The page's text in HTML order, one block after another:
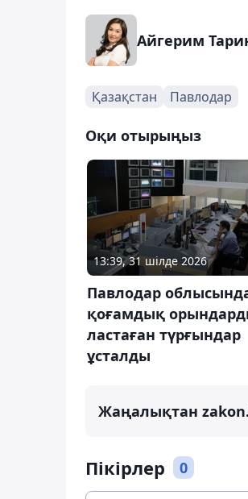
Айгерим
Қазақстан Павлодар
Оқи отырыңыз
13:39, 31 шілде 2026
Павлодар
қоғамдық
ластаған түрғындар
ұсталды
Жаңалықтан
Пікірлер 0